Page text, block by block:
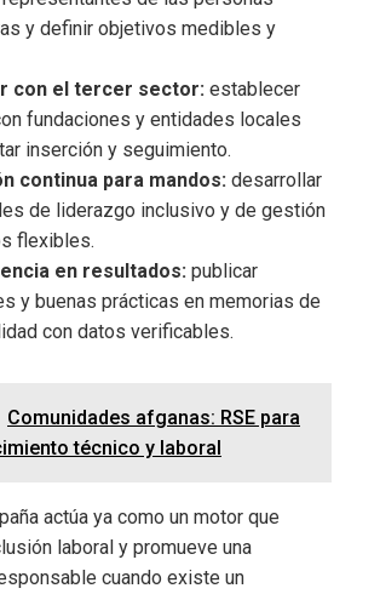
y definir objetivos medibles y
con el tercer sector: establecer
fundaciones y entidades locales
inserción y seguimiento.
continua para mandos: desarrollar
de liderazgo inclusivo y de gestión
flexibles.
en resultados: publicar
y buenas prácticas en memorias de
con datos verificables.
Comunidades afganas: RSE para
técnico y laboral
actúa ya como un motor que
laboral y promueve una
cuando existe un